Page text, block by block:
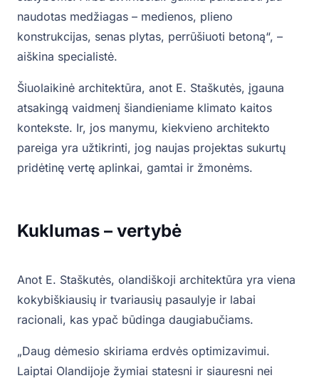
naudotas medžiagas – medienos, plieno
konstrukcijas, senas plytas, perrūšiuoti betoną“, –
aiškina specialistė.
Šiuolaikinė architektūra, anot E. Staškutės, įgauna
atsakingą vaidmenį šiandieniame klimato kaitos
kontekste. Ir, jos manymu, kiekvieno architekto
pareiga yra užtikrinti, jog naujas projektas sukurtų
pridėtinę vertę aplinkai, gamtai ir žmonėms.
Kuklumas – vertybė
Anot E. Staškutės, olandiškoji architektūra yra viena
kokybiškiausių ir tvariausių pasaulyje ir labai
racionali, kas ypač būdinga daugiabučiams.
„Daug dėmesio skiriama erdvės optimizavimui.
Laiptai Olandijoje žymiai statesni ir siauresni nei